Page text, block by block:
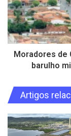
Moradores de
barulho
Artigos